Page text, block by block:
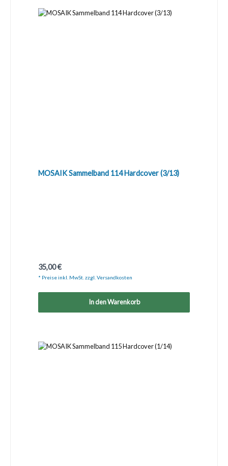
MOSAIK Sammelband 114 Hardcover (3/13)
Regulärer Preis:
35,00 €
* Preise inkl. MwSt. zzgl. Versandkosten
In den Warenkorb